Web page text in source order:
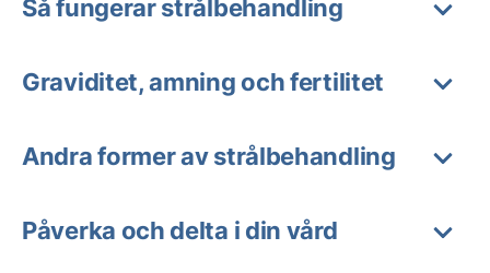
Så fungerar strålbehandling
Graviditet, amning och fertilitet
Andra former av strålbehandling
Påverka och delta i din vård